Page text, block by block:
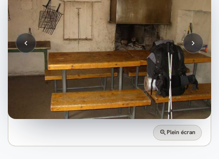
Plein écran